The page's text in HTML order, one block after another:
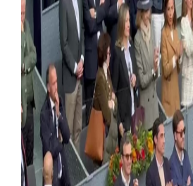
Izgubio je uvodni servis
protivnici su stavili 2-0 na
je trebalo neko vreme da
da trči napred. Onda je počeo
drop šotima.